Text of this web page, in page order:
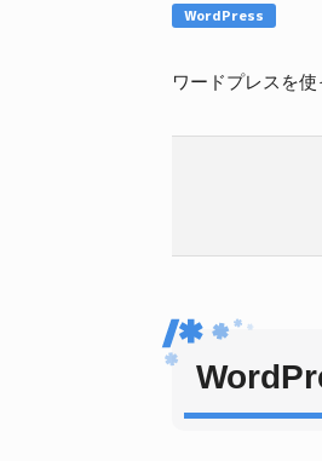
WordPress
ワードプレスを